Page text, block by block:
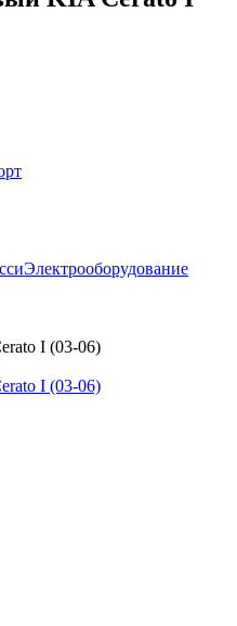
Электрооборудование
I (03-06)